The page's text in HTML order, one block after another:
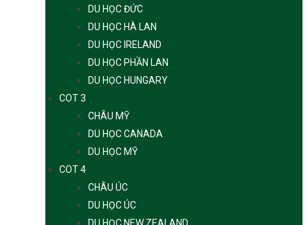
DU HỌC ĐỨC
DU HỌC HÀ LAN
DU HỌC IRELAND
DU HỌC PHẦN LAN
DU HỌC HUNGARY
COT 3
CHÂU MỸ
DU HỌC CANADA
DU HỌC MỸ
COT 4
CHÂU ÚC
DU HỌC ÚC